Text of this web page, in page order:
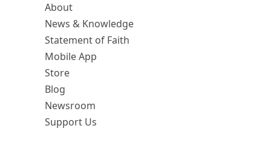
About
News & Knowledge
Statement of Faith
Mobile App
Store
Blog
Newsroom
Support Us